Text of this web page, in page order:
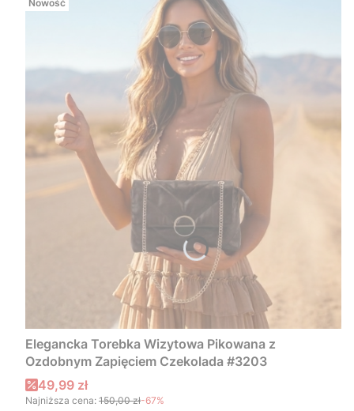
Nowość
Elegancka Torebka Wizytowa Pikowana z
Ozdobnym Zapięciem Czekolada #3203
Cena promocyjna
49,99 zł
Najniższa cena: 150,00 zł-67%